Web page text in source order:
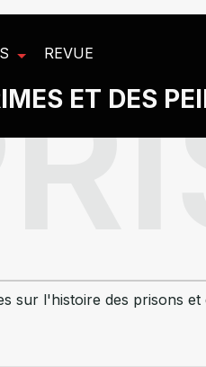
REVUE
ET DES
sur l'histoire des prisons et